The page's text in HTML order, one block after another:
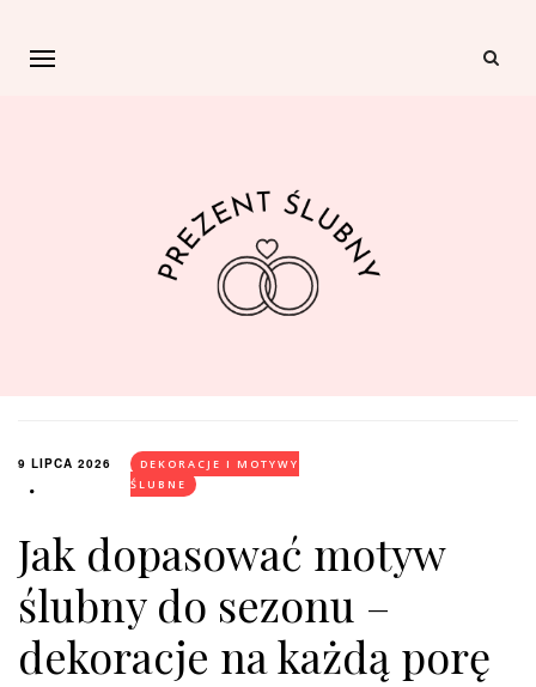
9 LIPCA 2026
DEKORACJE I MOTYWY
ŚLUBNE
Jak dopasować motyw
ślubny do sezonu –
dekoracje na każdą porę